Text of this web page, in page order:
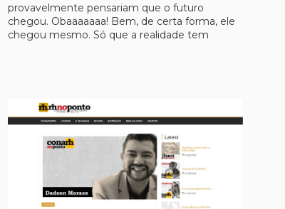
provavelmente pensariam que o futuro
chegou. Obaaaaaaa! Bem, de certa forma, ele
chegou mesmo. Só que a realidade tem